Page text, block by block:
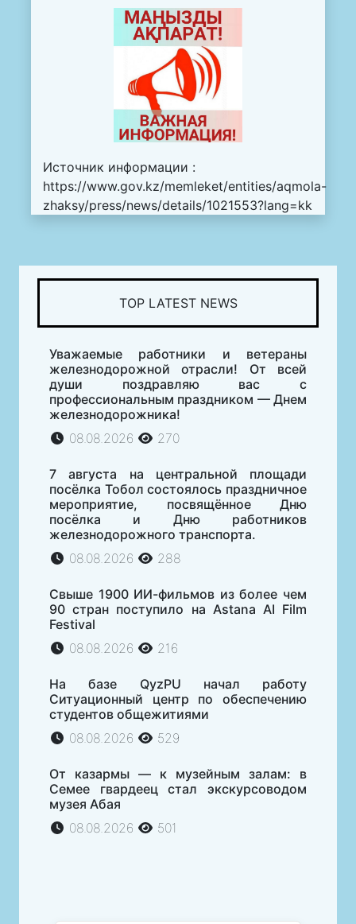
Источник информации :
https://www.gov.kz/memleket/entities/aqmola-
zhaksy/press/news/details/1021553?lang=kk
TOP LATEST NEWS
Уважаемые работники и ветераны
железнодорожной отрасли! От всей
души поздравляю вас с
профессиональным праздником — Днем
железнодорожника!
08.08.2026
270
7 августа на центральной площади
посёлка Тобол состоялось праздничное
мероприятие, посвящённое Дню
посёлка и Дню работников
железнодорожного транспорта.
08.08.2026
288
Свыше 1900 ИИ-фильмов из более чем
90 стран поступило на Astana AI Film
Festival
08.08.2026
216
На базе QyzPU начал работу
Ситуационный центр по обеспечению
студентов общежитиями
08.08.2026
529
От казармы — к музейным залам: в
Семее гвардеец стал экскурсоводом
музея Абая
08.08.2026
501